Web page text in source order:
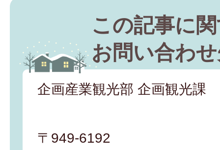
この記事に
お問い合わ
企画産業観光部 企画観光課
〒949-6192